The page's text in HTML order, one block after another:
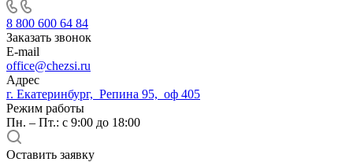
8 800 600 64 84
Заказать звонок
E-mail
office@chezsi.ru
Адрес
г. Екатеринбург, Репина 95, оф 405
Режим работы
Пн. – Пт.: с 9:00 до 18:00
Оставить заявку